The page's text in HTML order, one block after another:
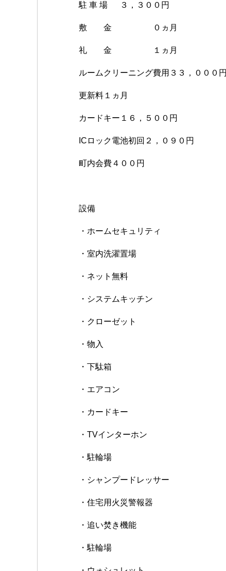
駐 車 場 ３，３００円
敷 金 ０ヵ月
礼 金 １ヵ月
ルームクリーニング費用３３，０００円
更新料１ヵ月
カードキー１６，５００円
ICロック電池初回２，０９０円
町内会費４００円
設備
・ホームセキュリティ
・室内洗濯置場
・ネット無料
・システムキッチン
・クローゼット
・物入
・下駄箱
・エアコン
・カードキー
・TVインターホン
・駐輪場
・シャンプードレッサー
・住宅用火災警報器
・追い焚き機能
・駐輪場